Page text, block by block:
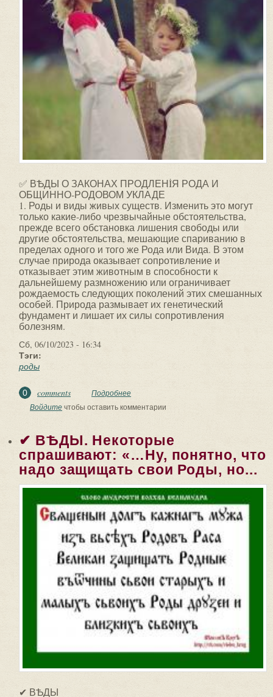
✅ ВѢДЫ О ЗАКОНАХ ПРОДЛЕНİЯ РОДА И
ОБЩИННО-РОДОВОМ УКЛАДЕ
1. Роды и виды живых существ. Изменить это могут
только какие-либо чрезвычайные обстоятельства,
прежде всего обстановка лишения свободы или
другие обстоятельства, мешающие спариванию в
пределах одного и того же Рода или Вида. В этом
случае природа оказывает сопротивление и
отказывает этим животным в способности к
дальнейшему размножению или ограничивает
рождаемость следующих поколений этих смешанных
особей. Природа размывает их генетический
фундамент и лишает их силы сопротивления
болезням.
Сб, 06/10/2023 - 16:34
Тэги:
роды
0 comments Подробнее
РОДА И ОБЩИННО-РОДОВОМ УКЛАДЕ.
Войдитечтобы оставить комментарии
✔ ВѢДЫ. Некоторые
спрашивают: «…Ну, понятно, что
надо защищать свои Роды, но...
✔ ВѢДЫ